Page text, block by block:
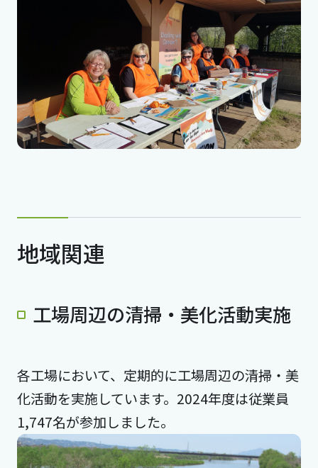
地域関連
工場周辺の清掃・美化活動実施
各工場において、定期的に工場周辺の清掃・美
化活動を実施しています。2024年度は従業員
1,747名が参加しました。